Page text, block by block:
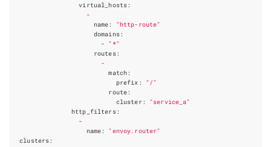
virtual_hosts:
-
name:
"http-route"
domains:
-
"*"
routes:
-
match:
prefix :
"/"
route:
cluster :
"service_a"
http_filters:
-
name:
"envoy.router"
clusters: